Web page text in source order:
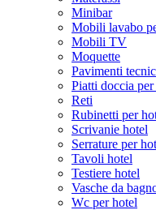
Minibar
Mobili lavabo
Mobili TV
Moquette
Pavimenti
Piatti doccia per
Reti
Rubinetti per
Scrivanie hotel
Serrature per
Tavoli hotel
Testiere hotel
Vasche da
Wc per hotel